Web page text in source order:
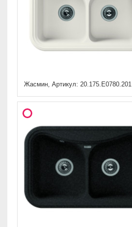
Жасмин, Артикул: 20.175.E0780.201